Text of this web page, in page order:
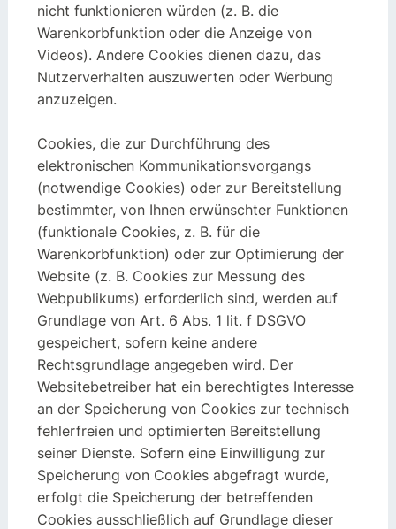
nicht funktionieren würden (z. B. die
Warenkorbfunktion oder die Anzeige von
Videos). Andere Cookies dienen dazu, das
Nutzerverhalten auszuwerten oder Werbung
anzuzeigen.
Cookies, die zur Durchführung des
elektronischen Kommunikationsvorgangs
(notwendige Cookies) oder zur Bereitstellung
bestimmter, von Ihnen erwünschter Funktionen
(funktionale Cookies, z. B. für die
Warenkorbfunktion) oder zur Optimierung der
Website (z. B. Cookies zur Messung des
Webpublikums) erforderlich sind, werden auf
Grundlage von Art. 6 Abs. 1 lit. f DSGVO
gespeichert, sofern keine andere
Rechtsgrundlage angegeben wird. Der
Websitebetreiber hat ein berechtigtes Interesse
an der Speicherung von Cookies zur technisch
fehlerfreien und optimierten Bereitstellung
seiner Dienste. Sofern eine Einwilligung zur
Speicherung von Cookies abgefragt wurde,
erfolgt die Speicherung der betreffenden
Cookies ausschließlich auf Grundlage dieser